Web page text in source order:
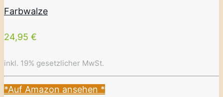
Farbwalze
24,95 €
inkl. 19% gesetzlicher MwSt.
*Auf Amazon ansehen *